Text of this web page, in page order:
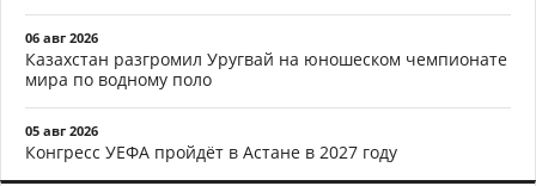
06 авг 2026
Казахстан разгромил Уругвай на юношеском чемпионате
мира по водному поло
05 авг 2026
Конгресс УЕФА пройдёт в Астане в 2027 году